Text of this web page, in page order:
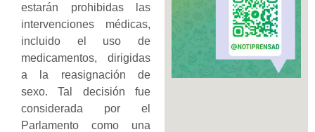
estarán prohibidas las
intervenciones médicas,
incluido el uso de
medicamentos, dirigidas
a la reasignación de
sexo. Tal decisión fue
considerada por el
Parlamento como una